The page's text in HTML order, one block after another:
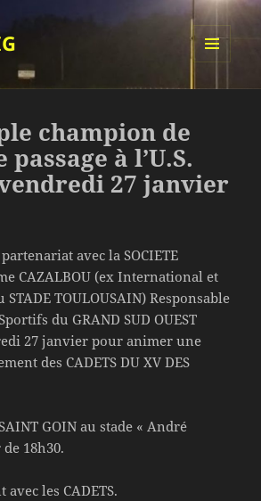
ET
champion de
à l’U.S.
vendredi 27 janvier
avec la SOCIETE
CAZALBOU (ex International et
TOULOUSAIN) Responsable
du GRAND SUD OUEST
27 janvier pour animer une
des CADETS DU XV DES
GOIN au stade « André
18h30.
les CADETS.